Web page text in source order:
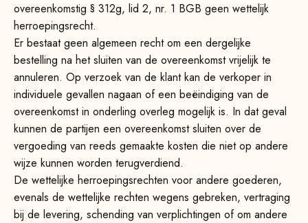
overeenkomstig § 312g, lid 2, nr. 1 BGB geen wettelijk
herroepingsrecht.
Er bestaat geen algemeen recht om een dergelijke
bestelling na het sluiten van de overeenkomst vrijelijk te
annuleren. Op verzoek van de klant kan de verkoper in
individuele gevallen nagaan of een beëindiging van de
overeenkomst in onderling overleg mogelijk is. In dat geval
kunnen de partijen een overeenkomst sluiten over de
vergoeding van reeds gemaakte kosten die niet op andere
wijze kunnen worden terugverdiend.
De wettelijke herroepingsrechten voor andere goederen,
evenals de wettelijke rechten wegens gebreken, vertraging
bij de levering, schending van verplichtingen of om andere